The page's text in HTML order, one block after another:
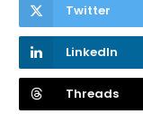
Twitter
LinkedIn
Threads